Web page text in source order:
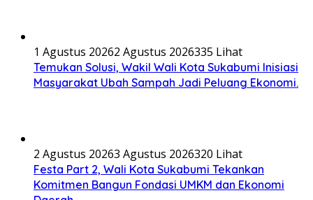
1 Agustus 20262 Agustus 2026335 Lihat
Temukan Solusi, Wakil Wali Kota Sukabumi Inisiasi
Masyarakat Ubah Sampah Jadi Peluang Ekonomi.
2 Agustus 20263 Agustus 2026320 Lihat
Festa Part 2, Wali Kota Sukabumi Tekankan
Komitmen Bangun Fondasi UMKM dan Ekonomi